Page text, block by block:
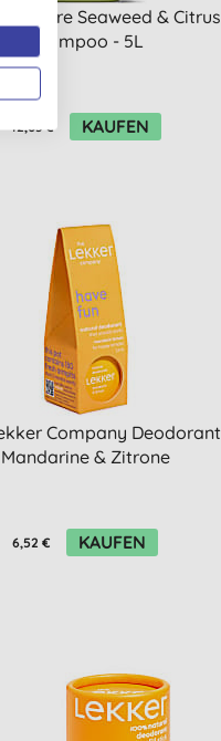
in Nature Seaweed & Citrus
Shampoo - 5L
42,03 € KAUFEN
Company Deodorant
Mandarine & Zitrone
6,52 € KAUFEN